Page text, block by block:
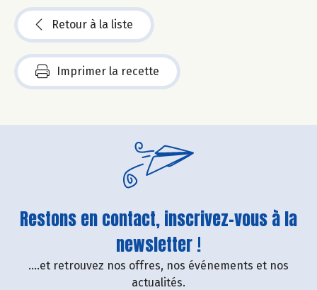
Retour à la liste
Imprimer la recette
Restons en contact, inscrivez-vous à la
newsletter !
....et retrouvez nos offres, nos événements et nos
actualités.